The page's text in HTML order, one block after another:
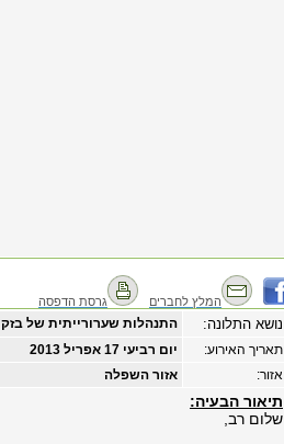
גרסת הדפסה המלץ לחברים
התנהלות שערורייתית של בזק נושא התלונה:
‏יום רביעי ‏17 ‏אפריל ‏2013
תאריך האירוע:
אזור השפלה
אזור:
תיאור הבעיה:
שלום רב,